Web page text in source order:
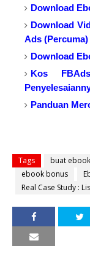
Download
Download
Ads (Percuma)
Download
Kos
Panduan
Tags buat ebook
ebook bonus
Real Case Study :